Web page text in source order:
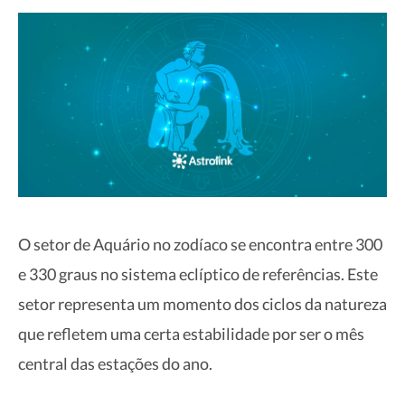
O setor de Aquário no zodíaco se encontra entre 300
e 330 graus no sistema eclíptico de referências. Este
setor representa um momento dos ciclos da natureza
que refletem uma certa estabilidade por ser o mês
central das estações do ano.